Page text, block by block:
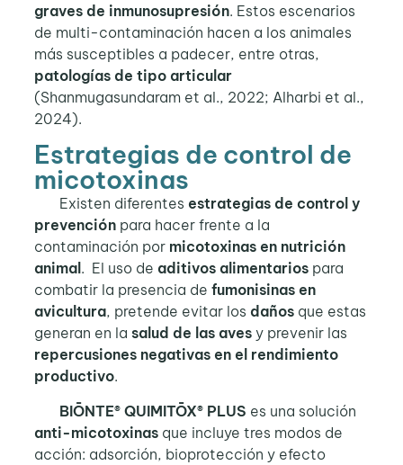
graves de inmunosupresión. Estos escenarios
de multi-contaminación hacen a los animales
más susceptibles a padecer, entre otras,
patologías de tipo articular
(Shanmugasundaram et al., 2022; Alharbi et al.,
2024).
Estrategias de control de
micotoxinas
Existen diferentes estrategias de control y
prevenciónpara hacer frente a la
contaminación por micotoxinas en nutrición
animal . El uso de aditivos alimentariospara
combatir la presencia de fumonisinas en
avicultura, pretende evitar los dañosque estas
generan en la salud de las avesy prevenir las
repercusiones negativas en el rendimiento
productivo.
BIŌNTE® QUIMITŌX® PLUS es una solución
anti-micotoxinas que incluye tres modos de
acción: adsorción, bioprotección y efecto